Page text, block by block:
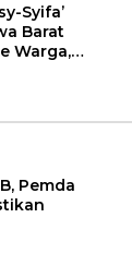
Syifa’
Barat
Warga,
Pemda